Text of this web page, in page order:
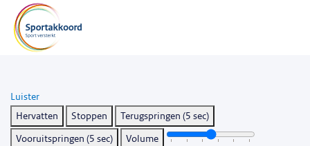
Luister
Hervatten
Stoppen
Terugspringen (5 sec)
Vooruitspringen (5 sec)
Volume